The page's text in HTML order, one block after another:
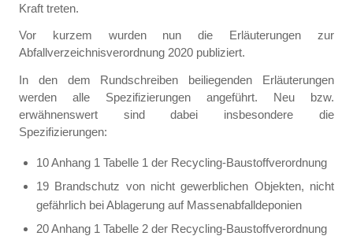
Kraft treten.
Vor kurzem wurden nun die Erläuterungen zur
Abfallverzeichnisverordnung 2020 publiziert.
In den dem Rundschreiben beiliegenden Erläuterungen
werden alle Spezifizierungen angeführt. Neu bzw.
erwähnenswert sind dabei insbesondere die
Spezifizierungen:
10 Anhang 1 Tabelle 1 der Recycling-Baustoffverordnung
19 Brandschutz von nicht gewerblichen Objekten, nicht
gefährlich bei Ablagerung auf Massenabfalldeponien
20 Anhang 1 Tabelle 2 der Recycling-Baustoffverordnung